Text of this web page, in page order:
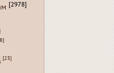
[2978]
[23]